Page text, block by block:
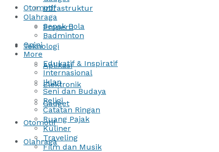
Infrastruktur
Properti
Teknologi
Aplikasi
Elektronik
Gadget
Otomotif
Olahraga
Otomotif
Olahraga
Sepak Bola
Badminton
Opini
More
Edukatif & Inspiratif
Internasional
Iklan
Seni dan Budaya
Religi
Catatan Ringan
Ruang Pajak
Kuliner
Traveling
Film dan Musik